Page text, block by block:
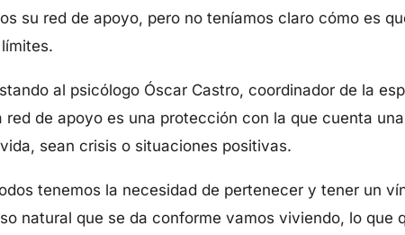
su red de apoyo, pero no teníamos claro cómo es
al psicólogo Óscar Castro, coordinador de la
red de apoyo es una protección con la que cuenta
sean crisis o situaciones positivas.
tenemos la necesidad de pertenecer y tener un
natural que se da conforme vamos viviendo, lo que